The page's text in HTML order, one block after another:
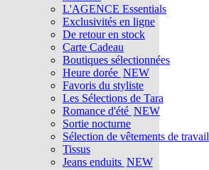
L'AGENCE Essentials
Exclusivités en ligne
De retour en stock
Carte Cadeau
Boutiques sélectionnées
Heure dorée NEW
Favoris du styliste
Les Sélections de Tara
Romance d'été NEW
Sortie nocturne
Sélection de vêtements de travail
Tissus
Jeans enduits NEW